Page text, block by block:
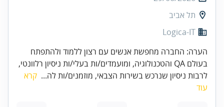
תל אביב
Logica-IT
הערה: החברה מחפשת אנשים עם רצון ללמוד ולהתפתח
בעולם QA והטכנולוגיה, ומועמדים/ות בעלי/ות ניסיון רלוונטי,
לרבות ניסיון שנרכש בשירות הצבאי, מוזמנים/ות לה... קרא
עוד